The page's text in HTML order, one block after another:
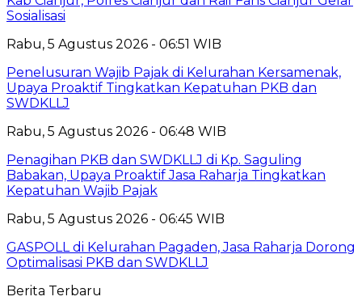
Sosialisasi
Rabu, 5 Agustus 2026 - 06:51 WIB
Penelusuran Wajib Pajak di Kelurahan Kersamenak,
Upaya Proaktif Tingkatkan Kepatuhan PKB dan
SWDKLLJ
Rabu, 5 Agustus 2026 - 06:48 WIB
Penagihan PKB dan SWDKLLJ di Kp. Saguling
Babakan, Upaya Proaktif Jasa Raharja Tingkatkan
Kepatuhan Wajib Pajak
Rabu, 5 Agustus 2026 - 06:45 WIB
GASPOLL di Kelurahan Pagaden, Jasa Raharja Dorong
Optimalisasi PKB dan SWDKLLJ
Berita Terbaru